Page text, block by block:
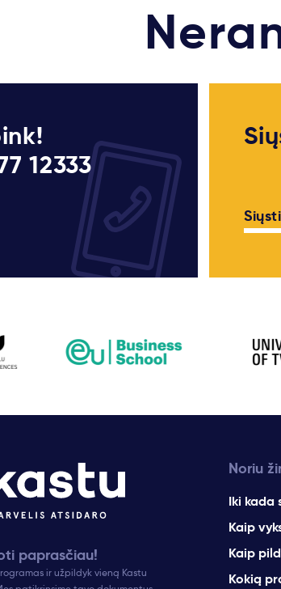
12333
paprasčiau!
ir užpildyk vieną Kastu
Noriu
Iki kada
Kaip
Kaip
Kokią